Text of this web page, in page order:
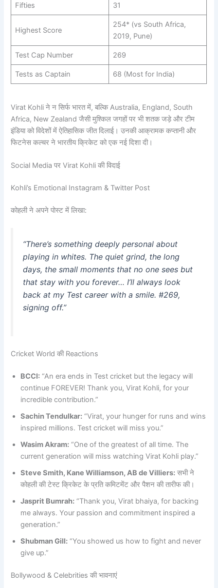
Fifties 31
Highest Score
254* (vs South Africa,
2019, Pune)
Test Cap Number 269
Tests as Captain 68 (Most for India)
Virat Kohli ने न सिर्फ भारत में, बल्कि Australia, England, South
Africa, New Zealand जैसी मुश्किल जगहों पर भी शतक जड़े और टीम
इंडिया को विदेशों में ऐतिहासिक जीत दिलाई। उनकी आक्रामक कप्तानी और
फिटनेस कल्चर ने भारतीय क्रिकेट को एक नई दिशा दी।
Social Media पर Virat Kohli की विदाई
Kohli’s Emotional Instagram & Twitter Post
कोहली ने अपने पोस्ट में लिखा:
“There’s something deeply personal about
playing in whites. The quiet grind, the long
days, the small moments that no one sees but
that stay with you forever… I’ll always look
back at my Test career with a smile. #269,
signing off.”
Cricket World की Reactions
BCCI: “An era ends in Test cricket but the legacy will
continue FOREVER! Thank you, Virat Kohli, for your
incredible contribution.”
Sachin Tendulkar: “Virat, your hunger for runs and wins
inspired millions. Test cricket will miss you.”
Wasim Akram: “One of the greatest of all time. The
current generation will miss watching Virat Kohli play.”
Steve Smith, Kane Williamson, AB de Villiers: सभी ने
कोहली की टेस्ट क्रिकेट के प्रति कमिटमेंट और पैशन की तारीफ की।
Jasprit Bumrah: “Thank you, Virat bhaiya, for backing
me always. Your passion and commitment inspired a
generation.”
Shubman Gill: “You showed us how to fight and never
give up.”
Bollywood & Celebrities की भावनाएं